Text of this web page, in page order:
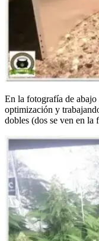
En la fotografía de
optimización y
dobles (dos se ven en la